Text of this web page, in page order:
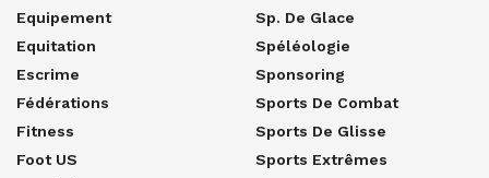
Equipement
Equitation
Escrime
Fédérations
Fitness
Foot US
Sp. De Glace
Spéléologie
Sponsoring
Sports De Combat
Sports De Glisse
Sports Extrêmes